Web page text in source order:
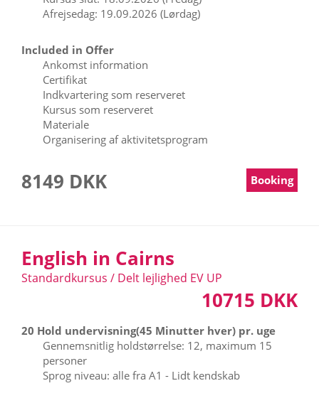
Afrejsedag: 19.09.2026 (Lørdag)
Included in Offer
Ankomst information
Certifikat
Indkvartering som reserveret
Kursus som reserveret
Materiale
Organisering af aktivitetsprogram
8149 DKK Booking
English in Cairns
Standardkursus / Delt lejlighed EV UP
10715 DKK
20 Hold undervisning(45 Minutter hver) pr. uge
Gennemsnitlig holdstørrelse: 12, maximum 15
personer
Sprog niveau: alle fra A1 - Lidt kendskab